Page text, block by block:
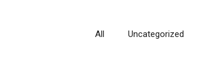
All Uncategorized